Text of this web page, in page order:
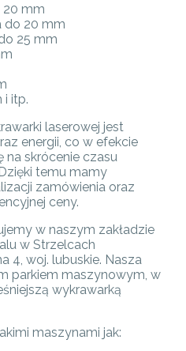
20 mm
do 20 mm
25 mm
i itp.
laserowej jest
energii, co w efekcie
na skrócenie czasu
temu mamy
zamówienia oraz
ceny.
w naszym zakładzie
w Strzelcach
4, woj. lubuskie. Nasza
parkiem maszynowym, w
wykrawarką
maszynami jak: